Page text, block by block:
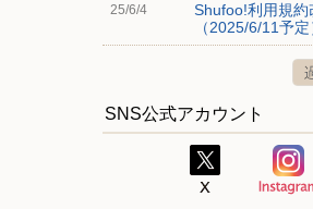
25/6/4
Shufoo!利用規
（2025/6/11予定
SNS公式アカウント